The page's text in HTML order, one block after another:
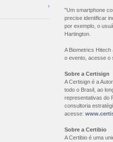
"Um smartphone
precise identificar
por exemplo, o
Hartington.
A Biometrics
o evento, acesse o
Sobre a Certisign
A Certisign é a
todo o Brasil, ao
representativas do
consultoria
acesse:
Sobre a Certibio
A Certibio é uma